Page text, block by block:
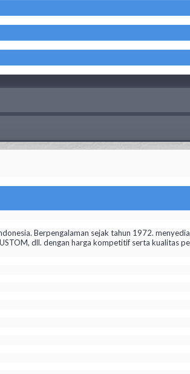
Berpengalaman sejak tahun 1972.
dll. dengan harga kompetitif serta kualitas